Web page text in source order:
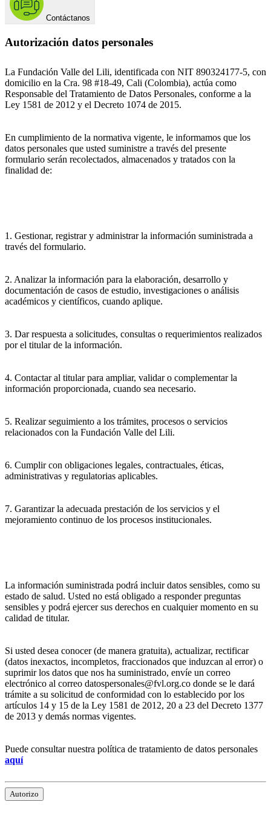
Contáctanos
Autorización datos personales
La Fundación Valle del Lili, identificada con NIT 890324177-5, con
domicilio en la Cra. 98 #18-49, Cali (Colombia), actúa como
Responsable del Tratamiento de Datos Personales, conforme a la
Ley 1581 de 2012 y el Decreto 1074 de 2015.
En cumplimiento de la normativa vigente, le informamos que los
datos personales que usted suministre a través del presente
formulario serán recolectados, almacenados y tratados con la
finalidad de:
1. Gestionar, registrar y administrar la información suministrada a
través del formulario.
2. Analizar la información para la elaboración, desarrollo y
documentación de casos de estudio, investigaciones o análisis
académicos y científicos, cuando aplique.
3. Dar respuesta a solicitudes, consultas o requerimientos realizados
por el titular de la información.
4. Contactar al titular para ampliar, validar o complementar la
información proporcionada, cuando sea necesario.
5. Realizar seguimiento a los trámites, procesos o servicios
relacionados con la Fundación Valle del Lili.
6. Cumplir con obligaciones legales, contractuales, éticas,
administrativas y regulatorias aplicables.
7. Garantizar la adecuada prestación de los servicios y el
mejoramiento continuo de los procesos institucionales.
La información suministrada podrá incluir datos sensibles, como su
estado de salud. Usted no está obligado a responder preguntas
sensibles y podrá ejercer sus derechos en cualquier momento en su
calidad de titular.
Si usted desea conocer (de manera gratuita), actualizar, rectificar
(datos inexactos, incompletos, fraccionados que induzcan al error) o
suprimir los datos que nos ha suministrado, envíe un correo
electrónico al correo datospersonales@fvl.org.co donde se le dará
trámite a su solicitud de conformidad con lo establecido por los
artículos 14 y 15 de la Ley 1581 de 2012, 20 a 23 del Decreto 1377
de 2013 y demás normas vigentes.
Puede consultar nuestra política de tratamiento de datos personales
aquí
Autorizo